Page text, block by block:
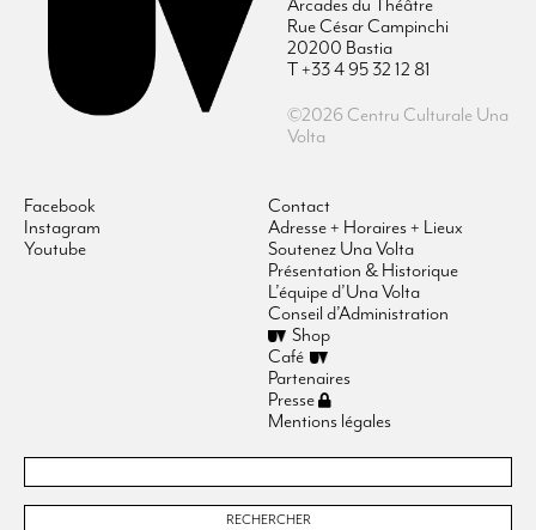
Arcades du Théâtre
Rue César Campinchi
20200 Bastia
T +33 4 95 32 12 81
©2026 Centru Culturale Una
Volta
Facebook
Instagram
Youtube
Contact
Adresse + Horaires + Lieux
Soutenez Una Volta
Présentation & Historique
L’équipe d’Una Volta
Conseil d’Administration
Shop
Café
Partenaires
Presse
Mentions légales